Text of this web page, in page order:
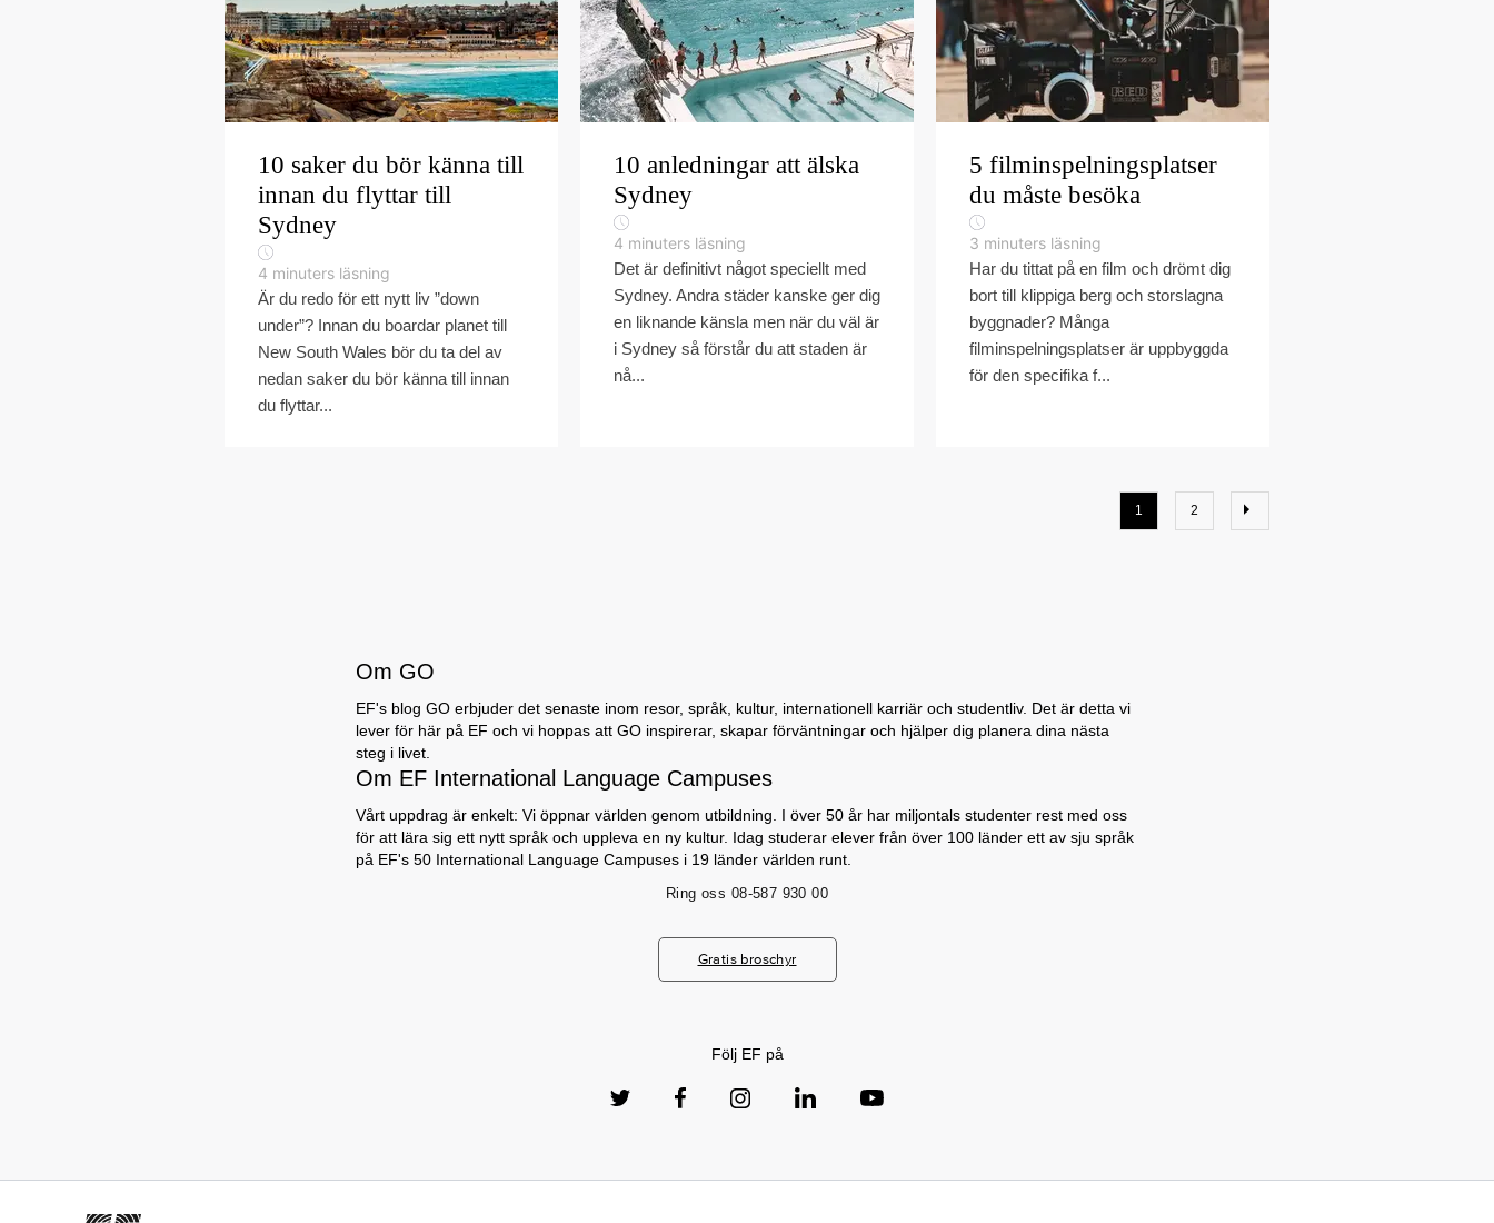
10 saker du bör känna till
innan du flyttar till
Sydney
4 minuters läsning
Är du redo för ett nytt liv ”down
under”? Innan du boardar planet till
New South Wales bör du ta del av
nedan saker du bör känna till innan
du flyttar...
10 anledningar att älska
Sydney
4 minuters läsning
Det är definitivt något speciellt med
Sydney. Andra städer kanske ger dig
en liknande känsla men när du väl är
i Sydney så förstår du att staden är
nå...
5 filminspelningsplatser
du måste besöka
3 minuters läsning
Har du tittat på en film och drömt dig
bort till klippiga berg och storslagna
byggnader? Många
filminspelningsplatser är uppbyggda
för den specifika f...
1 2
Om GO
EF's blog GO erbjuder det senaste inom resor, språk, kultur, internationell karriär och studentliv. Det är detta vi
lever för här på EF och vi hoppas att GO inspirerar, skapar förväntningar och hjälper dig planera dina nästa
steg i livet.
Om EF International Language Campuses
Vårt uppdrag är enkelt: Vi öppnar världen genom utbildning. I över 50 år har miljontals studenter rest med oss
för att lära sig ett nytt språk och uppleva en ny kultur. Idag studerar elever från över 100 länder ett av sju språk
på EF's 50 International Language Campuses i 19 länder världen runt.
Ring oss 08-587 930 00
Gratis broschyr
Följ EF på